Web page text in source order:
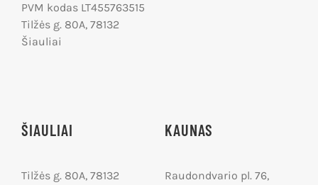
PVM kodas LT455763515
Tilžės g. 80A, 78132
Šiauliai
ŠIAULIAI
Tilžės g. 80A, 78132
KAUNAS
Raudondvario pl. 76,